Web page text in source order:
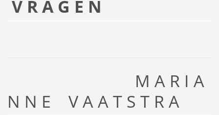
V R A G E N
M A R I A
N N E V A A T S T R A